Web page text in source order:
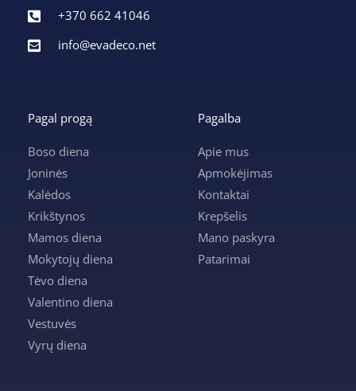
+370 662 41046
info@evadeco.net
Pagal progą
Boso diena
Joninės
Kalėdos
Krikštynos
Mamos diena
Mokytojų diena
Tėvo diena
Valentino diena
Vestuvės
Vyrų diena
Pagalba
Apie mus
Apmokėjimas
Kontaktai
Krepšelis
Mano paskyra
Patarimai